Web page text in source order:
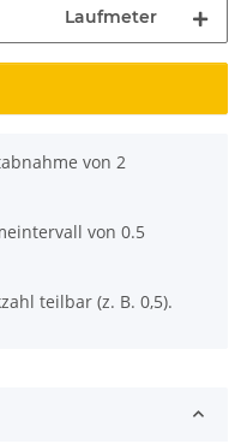
Laufmeter
von 2
von 0.5
teilbar (z. B. 0,5).